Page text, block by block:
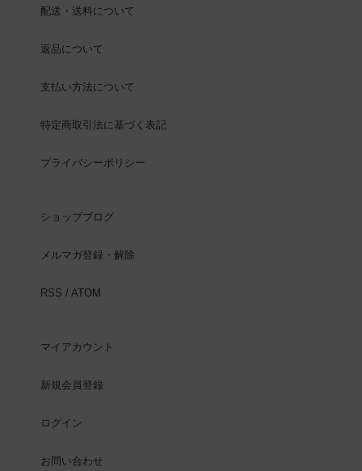
配送・送料について
返品について
支払い方法について
特定商取引法に基づく表記
プライバシーポリシー
ショップブログ
メルマガ登録・解除
RSS / ATOM
マイアカウント
新規会員登録
ログイン
お問い合わせ